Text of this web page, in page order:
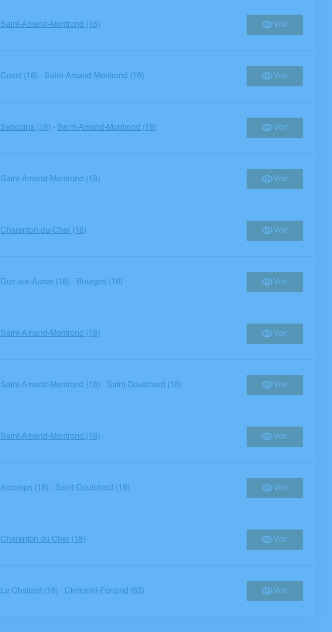
Saint-Amand-Montrond (18) Voir
Coust (18) - Saint-Amand-Montrond (18) Voir
Sancoins (18) - Saint-Amand-Montrond (18) Voir
Saint-Amand-Montrond (18) Voir
Charenton-du-Cher (18) Voir
Dun-sur-Auron (18) - Bourges (18) Voir
Saint-Amand-Montrond (18) Voir
Saint-Amand-Montrond (18) - Saint-Doulchard (18) Voir
Saint-Amand-Montrond (18) Voir
Arcomps (18) - Saint-Doulchard (18) Voir
Charenton du Cher (18) Voir
Le Chatelet (18) - Clermont-Ferrand (63) Voir